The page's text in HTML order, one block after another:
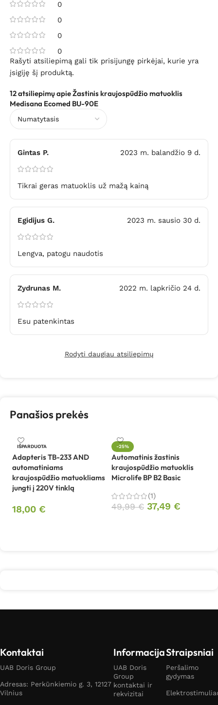
0
0
0
0
12 atsiliepimų apieŽastinis kraujospūdžio matuoklis
Medisana Ecomed BU-90E
Gintas P. 2023 m. balandžio 9 d.
Tikrai geras matuoklis už mažą kainą
Egidijus G. 2023 m. sausio 30 d.
Lengva, patogu naudotis
Zydrunas M. 2022 m. lapkričio 24 d.
Esu patenkintas
Rodyti daugiau atsiliepimų
Rašyti atsiliepimą gali tik prisijungę pirkėjai, kurie yra
įsigiję šį produktą.
Panašios prekės
IŠPARDUOTA
Adapteris TB-233 AND
automatiniams
kraujospūdžio matuokliams
jungti į 220V tinklą
18,00 €
-25%
Automatinis žastinis
kraujospūdžio matuoklis
Microlife BP B2 Basic
(1)
49,99€ 37,49 €
Kontaktai
UAB Doris Group
Adresas: Perkūnkiemio g. 3, 12127
Vilnius
Informacija
UAB Doris
Group
kontaktai ir
rekvizitai
Straipsniai
Peršalimo
gydymas